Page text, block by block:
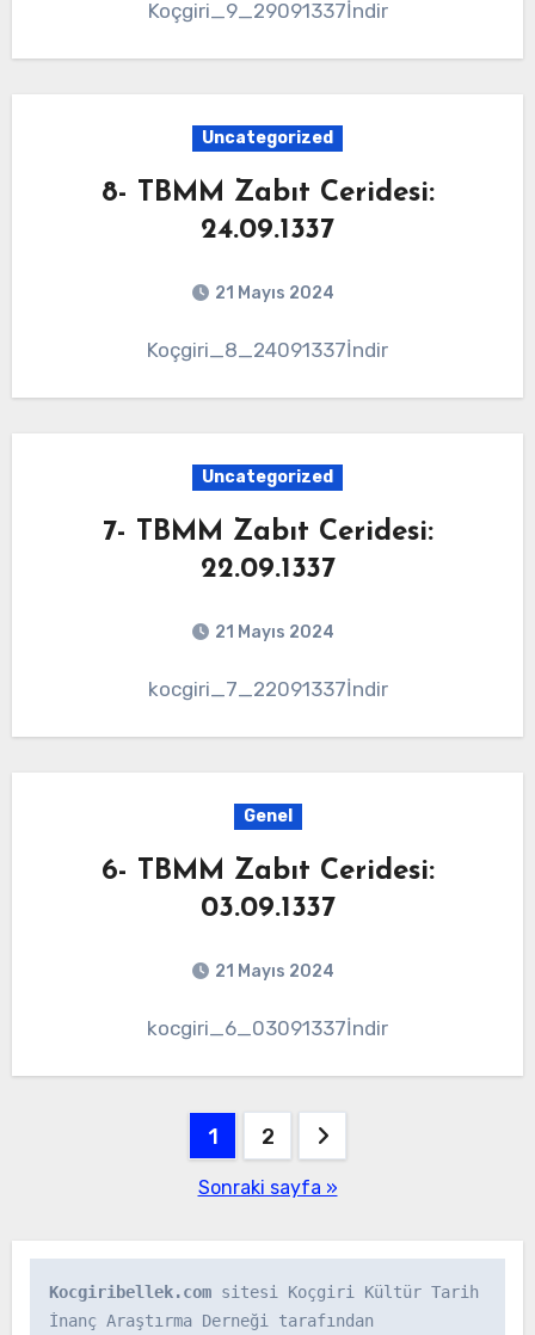
Koçgiri_9_29091337İndir
Uncategorized
8- TBMM Zabıt Ceridesi:
24.09.1337
21 Mayıs 2024
Koçgiri_8_24091337İndir
Uncategorized
7- TBMM Zabıt Ceridesi:
22.09.1337
21 Mayıs 2024
kocgiri_7_22091337İndir
Genel
6- TBMM Zabıt Ceridesi:
03.09.1337
21 Mayıs 2024
kocgiri_6_03091337İndir
1 2
Sonraki sayfa »
Kocgiribellek.com sitesi Koçgiri Kültür Tarih
İnanç Araştırma Derneği tarafından